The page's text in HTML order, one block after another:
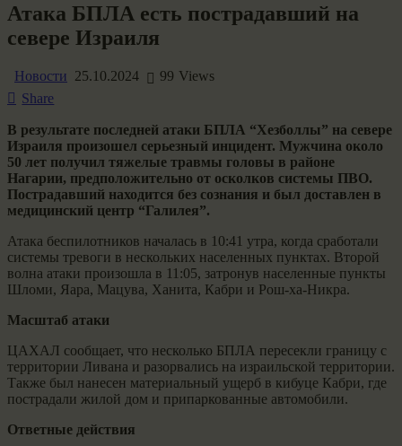
Атака БПЛА есть пострадавший на
севере Израиля
Новости 25.10.2024 99 Views
Share
В результате последней атаки БПЛА “Хезболлы” на севере
Израиля произошел серьезный инцидент. Мужчина около
50 лет получил тяжелые травмы головы в районе
Нагарии, предположительно от осколков системы ПВО.
Пострадавший находится без сознания и был доставлен в
медицинский центр “Галилея”.
Атака беспилотников началась в 10:41 утра, когда сработали
системы тревоги в нескольких населенных пунктах. Второй
волна атаки произошла в 11:05, затронув населенные пункты
Шломи, Яара, Мацува, Ханита, Кабри и Рош-ха-Никра.
Масштаб атаки
ЦАХАЛ сообщает, что несколько БПЛА пересекли границу с
территории Ливана и разорвались на израильской территории.
Также был нанесен материальный ущерб в кибуце Кабри, где
пострадали жилой дом и припаркованные автомобили.
Ответные действия